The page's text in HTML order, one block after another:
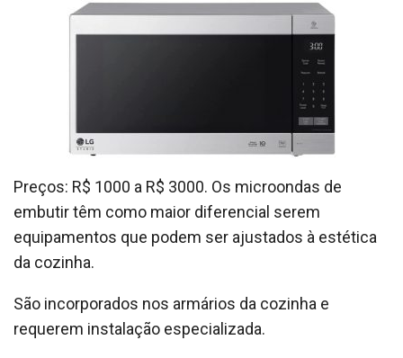
Preços: R$ 1000 a R$ 3000. Os microondas de
embutir têm como maior diferencial serem
equipamentos que podem ser ajustados à estética
da cozinha.
São incorporados nos armários da cozinha e
requerem instalação especializada.